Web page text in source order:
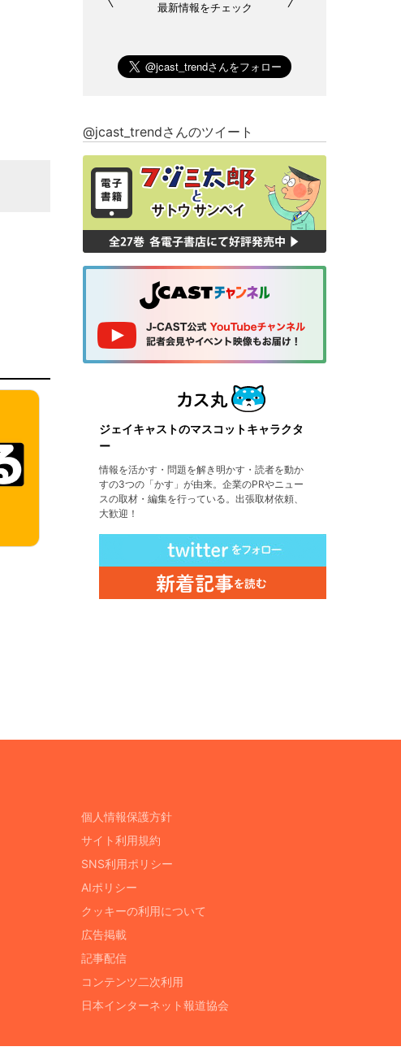
最新情報をチェック
@jcast_trendさんのツイート
ジェイキャストのマスコットキャラクタ
ー
情報を活かす・問題を解き明かす・読者を動か
すの3つの「かす」が由来。企業のPRやニュー
スの取材・編集を行っている。出張取材依頼、
大歓迎！
個人情報保護方針
サイト利用規約
SNS利用ポリシー
AIポリシー
クッキーの利用について
広告掲載
記事配信
コンテンツ二次利用
日本インターネット報道協会